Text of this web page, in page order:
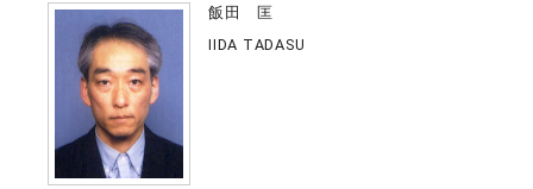
飯田 匡
IIDA TADASU